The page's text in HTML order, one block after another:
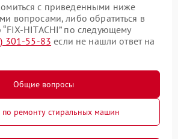
с приведенными ниже
вопросами, либо обратиться в
HITACHI” по следующему
301-55-83 если не нашли ответ на
Общие вопросы
по ремонту стиральных машин